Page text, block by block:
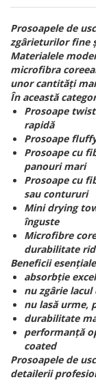
Prosoapele de
zgârieturilor fine
Materialele
microfibra
unor cantități
În această
Prosoape
rapidă
Prosoape
Prosoape cu
panouri mari
Prosoape cu
sau contururi
Mini drying
înguste
Microfibre
durabilitate
Beneficii
absorbție
nu zgârie
nu lasă urme,
durabilitate
performanță
coated
Prosoapele de
detailerii